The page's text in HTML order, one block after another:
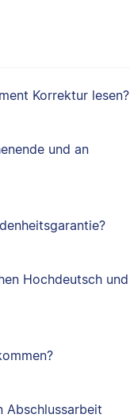
Korrektur lesen?
und an
Hochdeutsch und
Abschlussarbeit